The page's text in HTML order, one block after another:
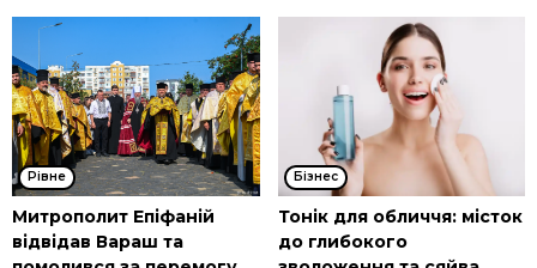
Рівне
Митрополит Епіфаній
відвідав Вараш та
Бізнес
Тонік для обличчя: місток
до глибокого